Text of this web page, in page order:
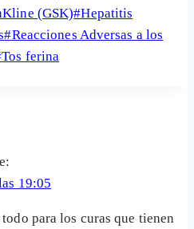
(GSK)#Hepatitis
#Reacciones Adversas a los
Tos ferina
19:05
para los curas que tienen